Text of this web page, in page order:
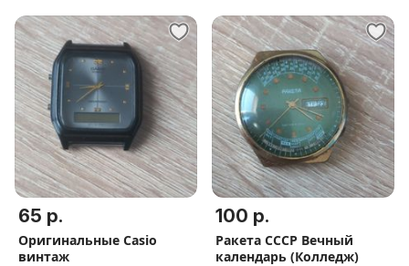
65 р.
Оригинальные Casio
винтаж
100 р.
Ракета СССР Вечный
календарь (Колледж)